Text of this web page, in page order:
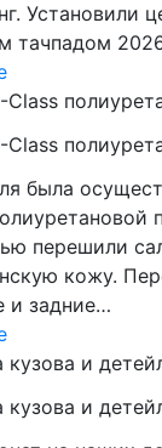
Установили
тачпадом
была
перешили
кожу.
и задние…
и
и